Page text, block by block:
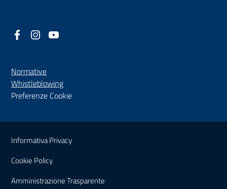
Facebook
(nuova scheda - new tab)
Instagram
(nuova scheda - new tab)
Normative
Whistleblowing(nuova scheda - new tab)
Preferenze Cookie
Sezione Link Utili
Informativa Privacy
Cookie Policy
Amministrazione Trasparente